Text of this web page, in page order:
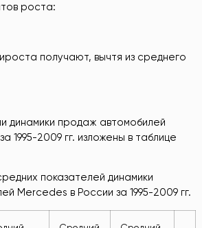
роста:
получают, вычтя из среднего
динамики продаж автомобилей
1995-2009 гг. изложены в таблице
показателей динамики
Mercedes в России за 1995-2009 гг.